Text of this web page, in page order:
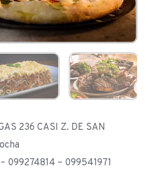
236 CASI Z. DE SAN
099274814 – 099541971